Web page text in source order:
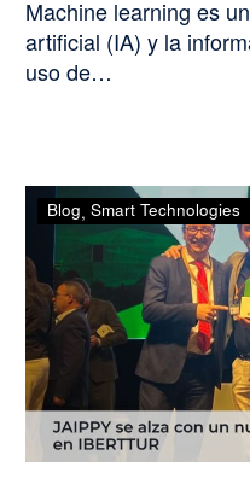
Machine learning es
artificial (IA) y la
uso de…
Blog Smart Technologies